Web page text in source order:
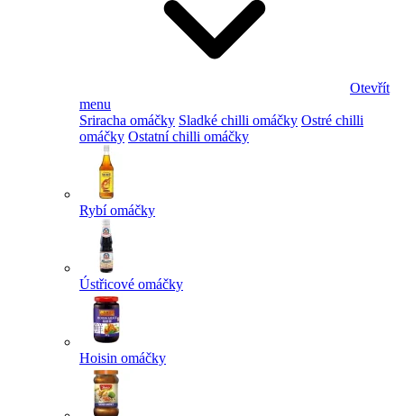
Otevřít
menu
Sriracha omáčky Sladké chilli omáčky Ostré chilli
omáčky Ostatní chilli omáčky
Rybí omáčky
Ústřicové omáčky
Hoisin omáčky